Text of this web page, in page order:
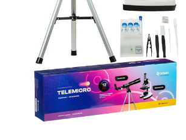
چراغ پیشانی
چراغ معاینه
سالپنژوگراف
فتال مانیتورینگ
شریان بند
چراغ قوه پزشکی
نگاتوسکوپ